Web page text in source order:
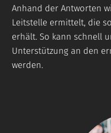
Anhand der Antworten
Leitstelle ermittelt, die
erhält. So kann schnell
Unterstützung an den
werden.